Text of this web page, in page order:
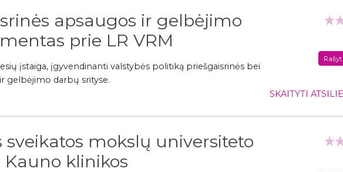
apsaugos ir gelbėjimo
prie LR VRM
įstaiga, įgyvendinanti valstybės politiką priešgaisrinės bei
gelbėjimo darbų srityse.
SKAITYTI
sveikatos mokslų universiteto
klinikos